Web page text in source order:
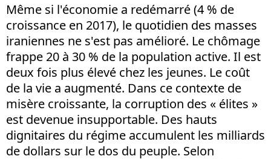
Même si l'économie a redémarré (4 % de
croissance en 2017), le quotidien des masses
iraniennes ne s'est pas amélioré. Le chômage
frappe 20 à 30 % de la population active. Il est
deux fois plus élevé chez les jeunes. Le coût
de la vie a augmenté. Dans ce contexte de
misère croissante, la corruption des « élites »
est devenue insupportable. Des hauts
dignitaires du régime accumulent les milliards
de dollars sur le dos du peuple. Selon